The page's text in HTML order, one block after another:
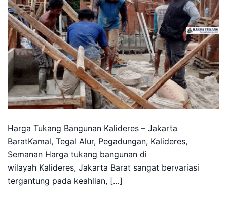
Harga Tukang Bangunan Kalideres – Jakarta
BaratKamal, Tegal Alur, Pegadungan, Kalideres,
Semanan Harga tukang bangunan di
wilayah Kalideres, Jakarta Barat sangat bervariasi
tergantung pada keahlian, […]